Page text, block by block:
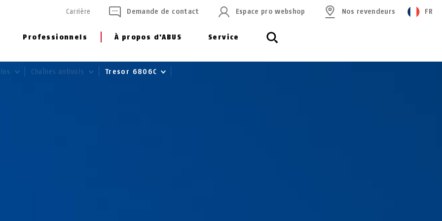
Professionnels À propos d'ABUS Service
Carrière Demande de contact Espace pro webshop Nos revendeurs FR
Chaînes antivols Tresor 6806C